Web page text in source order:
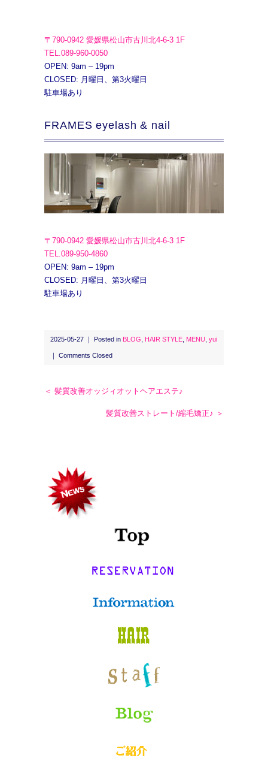
〒790-0942 愛媛県松山市古川北4-6-3 1F
TEL.089-960-0050
OPEN: 9am – 19pm
CLOSED: 月曜日、第3火曜日
駐車場あり
FRAMES eyelash & nail
〒790-0942 愛媛県松山市古川北4-6-3 1F
TEL.089-950-4860
OPEN: 9am – 19pm
CLOSED: 月曜日、第3火曜日
駐車場あり
2025-05-27 ｜ Posted in BLOG HAIR STYLE MENU yui
Comments Closed
＜ 髪質改善オッジィオットヘアエステ♪
髪質改善ストレート/縮毛矯正♪ ＞